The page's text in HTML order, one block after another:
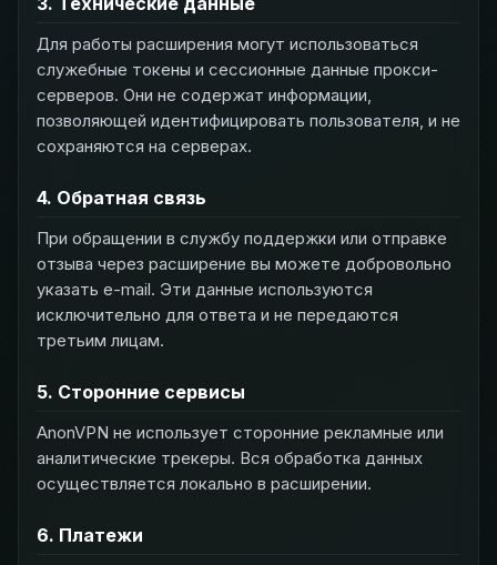
Для работы расширения могут использоваться
служебные токены и сессионные данные прокси-
серверов. Они не содержат информации,
позволяющей идентифицировать пользователя, и не
сохраняются на серверах.
4. Обратная связь
При обращении в службу поддержки или отправке
отзыва через расширение вы можете добровольно
указать e-mail. Эти данные используются
исключительно для ответа и не передаются
третьим лицам.
5. Сторонние сервисы
AnonVPN не использует сторонние рекламные или
аналитические трекеры. Вся обработка данных
осуществляется локально в расширении.
6. Платежи